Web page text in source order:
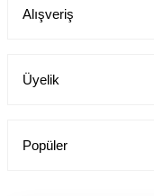
Alışveriş
Üyelik
Popüler